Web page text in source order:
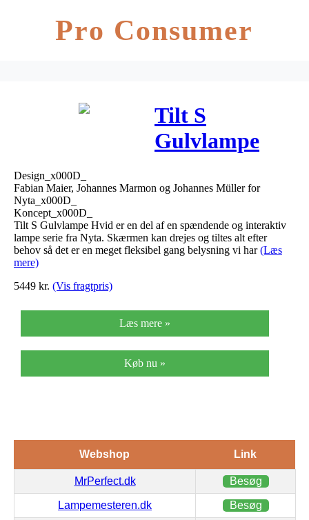
Pro Consumer
Tilt S
Gulvlampe
Design_x000D_
Fabian Maier, Johannes Marmon og Johannes Müller for
Nyta_x000D_
Koncept_x000D_
Tilt S Gulvlampe Hvid er en del af en spændende og interaktiv
lampe serie fra Nyta. Skærmen kan drejes og tiltes alt efter
behov så det er en meget fleksibel gang belysning vi har(Læs
mere)
5449 kr. (Vis fragtpris)
Læs mere »
Køb nu »
Webshop Link
MrPerfect.dk Besøg
Lampemesteren.dk Besøg